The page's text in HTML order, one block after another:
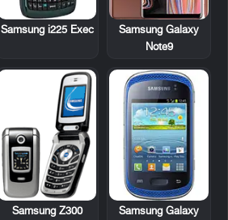
Samsung Galaxy
Note9
Samsung i225 Exec
Samsung Galaxy
Samsung Z300